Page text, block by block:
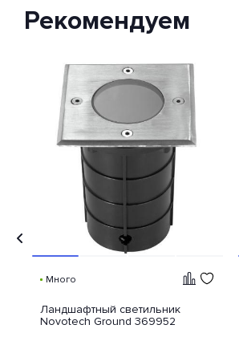
по классификации
Protection Code
международный
классификации
защиты внешней
устройства от
нежелательных
доступа к
частям девайса.
Рекомендуем
Много
Ландшафтный светильник
Novotech Ground 369952